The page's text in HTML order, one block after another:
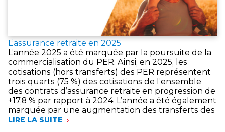
L’assurance retraite en 2025
L’année 2025 a été marquée par la poursuite de la
commercialisation du PER. Ainsi, en 2025, les
cotisations (hors transferts) des PER représentent
trois quarts (75 %) des cotisations de l’ensemble
des contrats d’assurance retraite en progression de
+17,8 % par rapport à 2024. L’année a été également
marquée par une augmentation des transferts des
LIRE LA SUITE